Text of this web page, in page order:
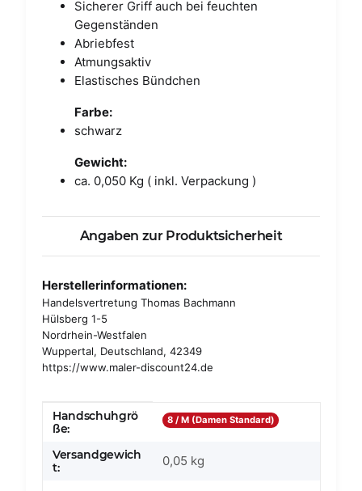
Sicherer Griff auch bei feuchten
Gegenständen
Abriebfest
Atmungsaktiv
Elastisches Bündchen
Farbe:
schwarz
Gewicht:
ca. 0,050 Kg ( inkl. Verpackung )
Angaben zur Produktsicherheit
Herstellerinformationen:
Handelsvertretung Thomas Bachmann
Hülsberg 1-5
Nordrhein-Westfalen
Wuppertal, Deutschland, 42349
https://www.maler-discount24.de
Produkteigenschaft
Wert
Handschuhgrö
ße:
8 / M (Damen Standard)
Versandgewich
t:
0,05 kg